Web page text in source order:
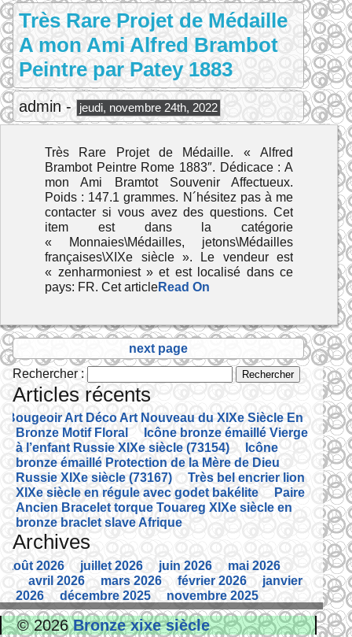
Très Rare Projet de Médaille
A mon Ami Alfred Brambot
Peintre par Patey 1883
admin - jeudi, novembre 24th, 2022
Très Rare Projet de Médaille. « Alfred
Brambot Peintre Rome 1883″. Dédicace : A
mon Ami Bramtot Souvenir Affectueux.
Poids : 147.1 grammes. N´hésitez pas à me
contacter si vous avez des questions. Cet
item est dans la catégorie
« Monnaies\Médailles, jetons\Médailles
françaises\XIXe siècle ». Le vendeur est
« zenharmoniest » et est localisé dans ce
pays: FR. Cet articleRead On
next page
Rechercher :
Articles récents
Bougeoir Art Déco Art Nouveau du XIXe Siècle En
Bronze Motif Floral
Icône bronze émaillé Vierge
à l’enfant Russie XIXe siècle (73154)
Icône
bronze émaillé Protection de la Mère de Dieu
Russie XIXe siècle (73167)
Très bel encrier lion
XIXe siècle en régule avec godet bakélite
Paire
Ancien Bracelet torque Touareg XIXe siècle en
bronze braclet slave Afrique
Archives
août 2026 juillet 2026 juin 2026
mai 2026
avril 2026
mars 2026 février 2026
janvier
2026
décembre 2025
novembre 2025
octobre 2025
septembre 2025
août 2025
juillet 2025
juin 2025 mai 2025
avril 2025
© 2026Bronze xixe siècle